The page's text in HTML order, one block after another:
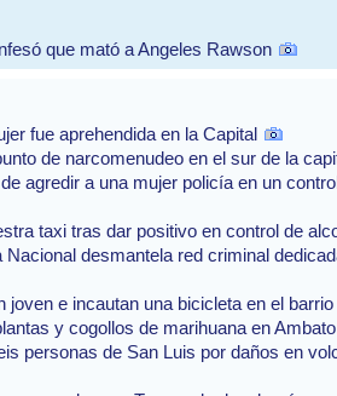
que mató a Angeles Rawson
fue aprehendida en la Capital
de narcomenudeo en el sur de la
agredir a una mujer policía en un
taxi tras dar positivo en control de
Nacional desmantela red criminal
joven e incautan una bicicleta en el
y cogollos de marihuana en Ambato
personas de San Luis por daños en